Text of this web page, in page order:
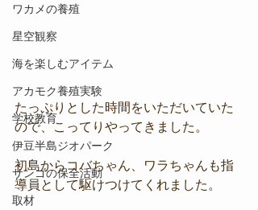
ワカメの養殖
星空観察
海を楽しむアイテム
アカモク養殖実験
学校教育
伊豆半島ジオパーク
サンゴの保全活動
取材
たっぷりとした時間をいただいていた
ので、こってりやってきました。
初島からコバちゃん、ワラちゃんも指
導員として駆けつけてくれました。